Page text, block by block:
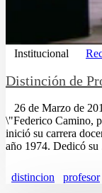
Institucional
Distinción de
26 de Marzo de
\"Federico Camino,
inició su carrera
año 1974. Dedicó su
distincion profesor